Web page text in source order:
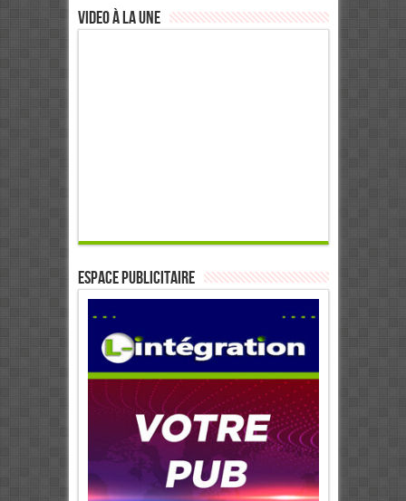
Video à la Une
ESPACE PUBLICITAIRE